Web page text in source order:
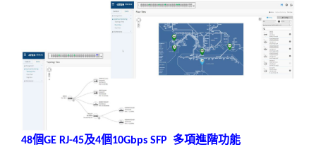
48個GE RJ-45及4個10Gbps SFP 多項進階功能